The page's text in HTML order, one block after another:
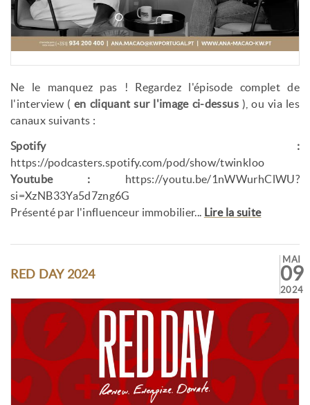
Ne le manquez pas ! Regardez l'épisode complet de
l'interview (en cliquant sur l'image ci-dessus), ou via les
canaux suivants :
Spotify :
https://podcasters.spotify.com/pod/show/twinkloo
Youtube : https://youtu.be/1nWWurhClWU?
si=XzNB33Ya5d7zng6G
Présenté par l'influenceur immobilier... Lire la suite
RED DAY 2024
MAI
09
2024